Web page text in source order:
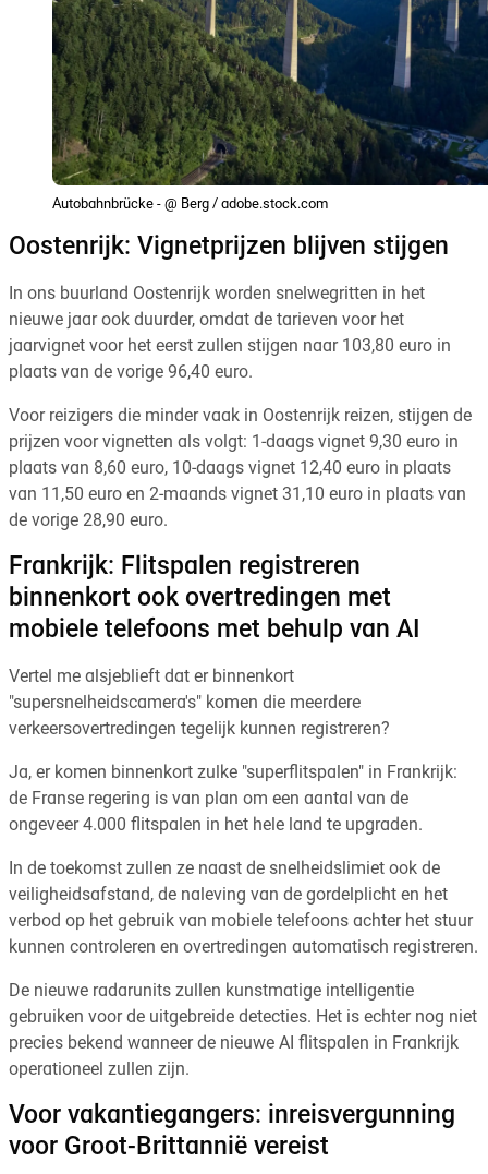
Autobahnbrücke - @ Berg / adobe.stock.com
Oostenrijk: Vignetprijzen blijven stijgen
In ons buurland Oostenrijk worden snelwegritten in het
nieuwe jaar ook duurder, omdat de tarieven voor het
jaarvignet voor het eerst zullen stijgen naar 103,80 euro in
plaats van de vorige 96,40 euro.
Voor reizigers die minder vaak in Oostenrijk reizen, stijgen de
prijzen voor vignetten als volgt: 1-daags vignet 9,30 euro in
plaats van 8,60 euro, 10-daags vignet 12,40 euro in plaats
van 11,50 euro en 2-maands vignet 31,10 euro in plaats van
de vorige 28,90 euro.
Frankrijk: Flitspalen registreren
binnenkort ook overtredingen met
mobiele telefoons met behulp van AI
Vertel me alsjeblieft dat er binnenkort
"supersnelheidscamera's" komen die meerdere
verkeersovertredingen tegelijk kunnen registreren?
Ja, er komen binnenkort zulke "superflitspalen" in Frankrijk:
de Franse regering is van plan om een aantal van de
ongeveer 4.000 flitspalen in het hele land te upgraden.
In de toekomst zullen ze naast de snelheidslimiet ook de
veiligheidsafstand, de naleving van de gordelplicht en het
verbod op het gebruik van mobiele telefoons achter het stuur
kunnen controleren en overtredingen automatisch registreren.
De nieuwe radarunits zullen kunstmatige intelligentie
gebruiken voor de uitgebreide detecties. Het is echter nog niet
precies bekend wanneer de nieuwe AI flitspalen in Frankrijk
operationeel zullen zijn.
Voor vakantiegangers: inreisvergunning
voor Groot-Brittannië vereist